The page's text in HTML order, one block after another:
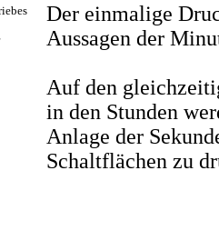
Der einmalige
Aussagen der
Auf den
in den Stunden
Anlage der
Schaltflächen zu